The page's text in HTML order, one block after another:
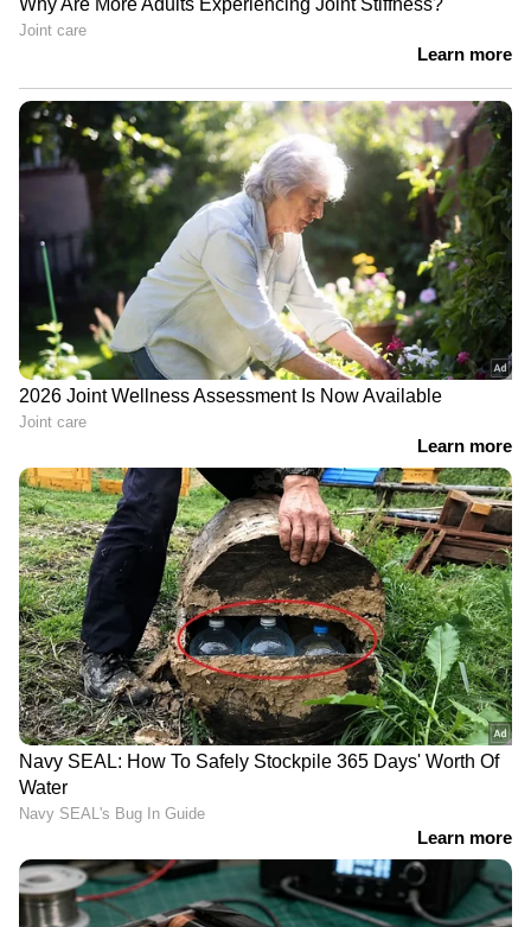
തീർച്ചയായും പടരും. അടുക്കളയിൽ
ഉപയോഗിക്കുന്ന തുണികളും സ്പോഞ്ചുകളും
അപകടകരമായ ബാക്ടീരിയകളുടെ പ്രധാന
ഉറവിടങ്ങളാണ്. ഇവ ഉപയോഗിച്ച് സ്ലാബുകൾ
തുടയ്ക്കുമ്പോഴും പാത്രങ്ങളോ കൈകളോ
ഉണക്കുമ്പോഴും രോഗാണുക്കൾ
അടുക്കളയിലാകെ പടരാൻ സാധ്യതയുണ്ട്.
ഇറച്ചി പാകം ചെയ്യുന്നതിന് മുൻപ്
ഇല്ല. പച്ചയിറച്ചി കഴുകുമ്പോൾ അതിലെ
ദോഷകരമായ സൂക്ഷ്മാണുക്കൾ
വെള്ളത്തിലൂടെ നമ്മുടെ കൈകളിലേക്കും
പാത്രങ്ങളിലേക്കും അടുക്കളയിലെ മറ്റ്
പ്രതലങ്ങളിലേക്കും പടരുകയാണ് ചെയ്യുന്നത്.